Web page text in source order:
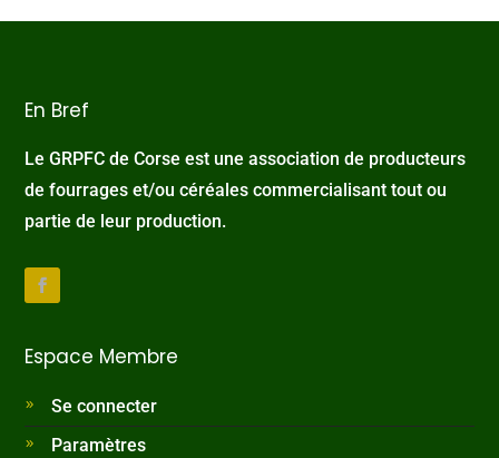
En Bref
Le GRPFC de Corse est une association de producteurs
de fourrages et/ou céréales commercialisant tout ou
partie de leur production.
Espace Membre
Se connecter
Paramètres